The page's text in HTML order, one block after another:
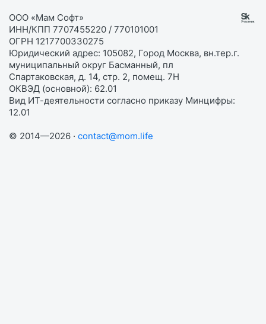
ООО «Мам Софт»
ИНН/КПП 7707455220 / 770101001
ОГРН 1217700330275
Юридический адрес: 105082, Город Москва, вн.тер.г.
муниципальный округ Басманный, пл
Спартаковская, д. 14, стр. 2, помещ. 7Н
ОКВЭД (основной): 62.01
Вид ИТ-деятельности согласно приказу Минцифры:
12.01
© 2014—2026 · contact@mom.life